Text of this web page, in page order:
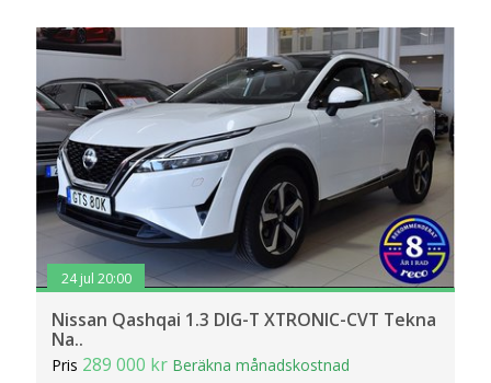
24 jul 20:00
Nissan Qashqai 1.3 DIG-T XTRONIC-CVT Tekna
Na..
Pris 289 000 kr Beräkna månadskostnad